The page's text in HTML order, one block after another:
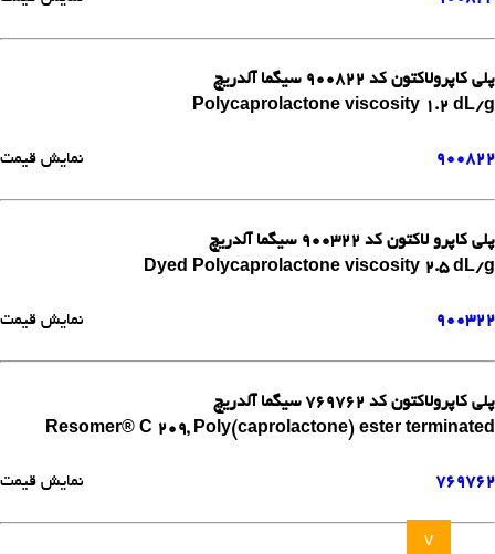
v
پلی کاپرولاکتون کد 900822 سیگما آلدریچ
Polycaprolactone viscosity 1.2 dL/g
900822 نمایش قیمت
پلی کاپرو لاکتون کد 900322 سیگما آلدریچ
Dyed Polycaprolactone viscosity 2.5 dL/g
900322 نمایش قیمت
پلی کاپرولاکتون کد 769762 سیگما آلدریچ
Resomer® C 209, Poly(caprolactone) ester terminated
769762 نمایش قیمت